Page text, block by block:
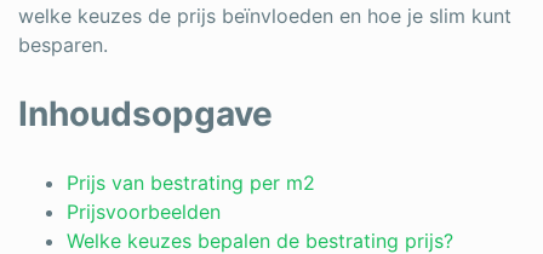
Zonwering
Bent u een vakspecialist?
Log in
welke keuzes de prijs beïnvloeden en hoe je slim kunt
besparen.
Inhoudsopgave
Prijs van bestrating per m2
Prijsvoorbeelden
Welke keuzes bepalen de bestrating prijs?